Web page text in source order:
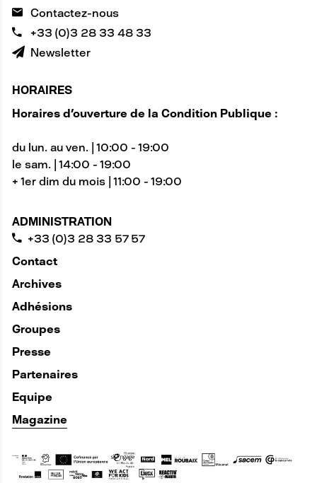
Contactez-nous
+33 (0)3 28 33 48 33
Newsletter
HORAIRES
Horaires d'ouverture de la Condition Publique :
du lun. au ven. | 10:00 - 19:00
le sam. | 14:00 - 19:00
+ 1er dim du mois | 11:00 - 19:00
ADMINISTRATION
+33 (0)3 28 33 57 57
Contact
Archives
Adhésions
Groupes
Presse
Partenaires
Equipe
Magazine